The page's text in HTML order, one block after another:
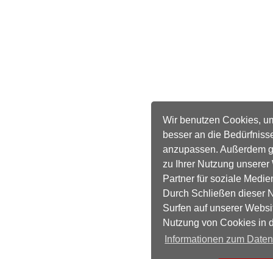
Wir benutzen Cookies,
besser an die
anzupassen. Außerdem
zu Ihrer Nutzung
Partner für soziale
Durch Schließen dieser
Surfen auf unserer
Nutzung von Cookies in
Informationen zum